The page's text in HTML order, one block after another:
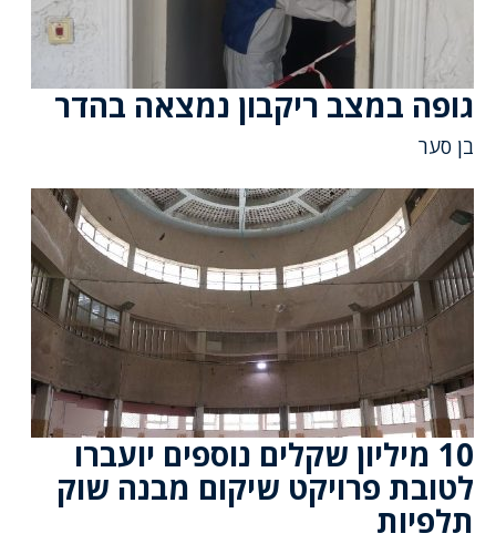
גופה במצב ריקבון נמצאה בהדר
בן סער
10 מיליון שקלים נוספים יועברו
לטובת פרויקט שיקום מבנה שוק
תלפיות